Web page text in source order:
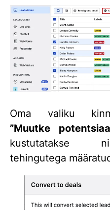
Oma valiku
”Muutke
kustutatakse
tehingutega